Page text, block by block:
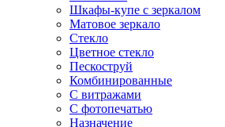
Шкафы-купе с зеркалом
Матовое зеркало
Стекло
Цветное стекло
Пескоструй
Комбинированные
С витражами
С фотопечатью
Назначение